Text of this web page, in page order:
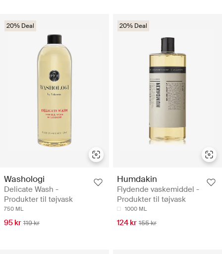
20% Deal
Washologi
Delicate Wash -
Produkter til tøjvask
750 ML
95 kr 119 kr
20% Deal
Humdakin
Flydende vaskemiddel -
Produkter til tøjvask
1000 ML
124 kr 155 kr